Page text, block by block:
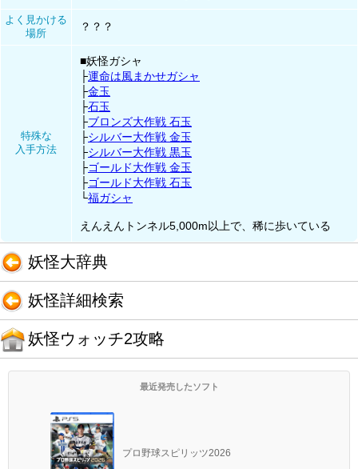
よく見かける
場所
？？？
特殊な
入手方法
■妖怪ガシャ
├運命は風まかせガシャ
├金玉
├石玉
├ブロンズ大作戦 石玉
├シルバー大作戦 金玉
├シルバー大作戦 黒玉
├ゴールド大作戦 金玉
├ゴールド大作戦 石玉
└福ガシャ
えんえんトンネル5,000m以上で、稀に歩いている
妖怪大辞典
妖怪詳細検索
妖怪ウォッチ2攻略
最近発売したソフト
プロ野球スピリッツ2026